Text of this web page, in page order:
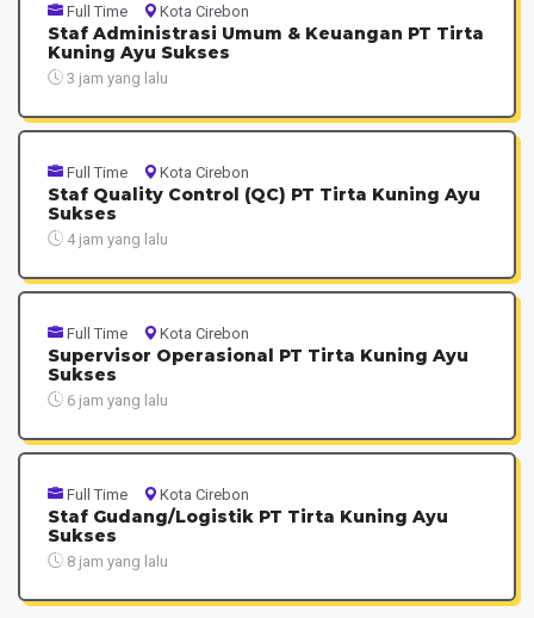
Full Time Kota Cirebon
Staf Administrasi Umum & Keuangan PT Tirta
Kuning Ayu Sukses
3 jam yang lalu
Full Time Kota Cirebon
Staf Quality Control (QC) PT Tirta Kuning Ayu
Sukses
4 jam yang lalu
Full Time Kota Cirebon
Supervisor Operasional PT Tirta Kuning Ayu
Sukses
6 jam yang lalu
Full Time Kota Cirebon
Staf Gudang/Logistik PT Tirta Kuning Ayu
Sukses
8 jam yang lalu